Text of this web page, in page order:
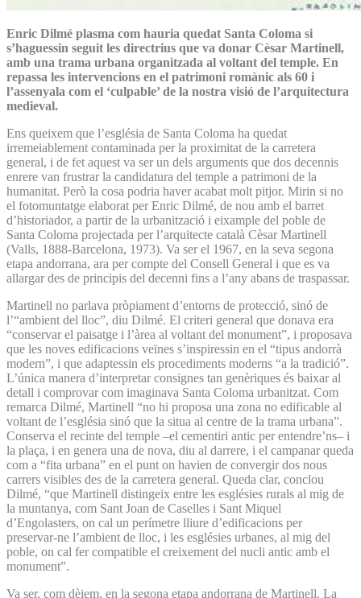
Enric Dilmé plasma com hauria quedat Santa Coloma si
s’haguessin seguit les directrius que va donar Cèsar Martinell,
amb una trama urbana organitzada al voltant del temple. En
repassa les intervencions en el patrimoni romànic als 60 i
l’assenyala com el ‘culpable’ de la nostra visió de l’arquitectura
medieval.
Ens queixem que l’església de Santa Coloma ha quedat
irremeiablement contaminada per la proximitat de la carretera
general, i de fet aquest va ser un dels arguments que dos decennis
enrere van frustrar la candidatura del temple a patrimoni de la
humanitat. Però la cosa podria haver acabat molt pitjor. Mirin si no
el fotomuntatge elaborat per Enric Dilmé, de nou amb el barret
d’historiador, a partir de la urbanització i eixample del poble de
Santa Coloma projectada per l’arquitecte català Cèsar Martinell
(Valls, 1888-Barcelona, 1973). Va ser el 1967, en la seva segona
etapa andorrana, ara per compte del Consell General i que es va
allargar des de principis del decenni fins a l’any abans de traspassar.
Martinell no parlava pròpiament d’entorns de protecció, sinó de
l’“ambient del lloc”, diu Dilmé. El criteri general que donava era
“conservar el paisatge i l’àrea al voltant del monument”, i proposava
que les noves edificacions veïnes s’inspiressin en el “tipus andorrà
modern”, i que adaptessin els procediments moderns “a la tradició”.
L’única manera d’interpretar consignes tan genèriques és baixar al
detall i comprovar com imaginava Santa Coloma urbanitzat. Com
remarca Dilmé, Martinell “no hi proposa una zona no edificable al
voltant de l’església sinó que la situa al centre de la trama urbana”.
Conserva el recinte del temple –el cementiri antic per entendre’ns– i
la plaça, i en genera una de nova, diu al darrere, i el campanar queda
com a “fita urbana” en el punt on havien de convergir dos nous
carrers visibles des de la carretera general. Queda clar, conclou
Dilmé, “que Martinell distingeix entre les esglésies rurals al mig de
la muntanya, com Sant Joan de Caselles i Sant Miquel
d’Engolasters, on cal un perímetre lliure d’edificacions per
preservar-ne l’ambient de lloc, i les esglésies urbanes, al mig del
poble, on cal fer compatible el creixement del nucli antic amb el
monument”.
Va ser, com dèiem, en la segona etapa andorrana de Martinell. La